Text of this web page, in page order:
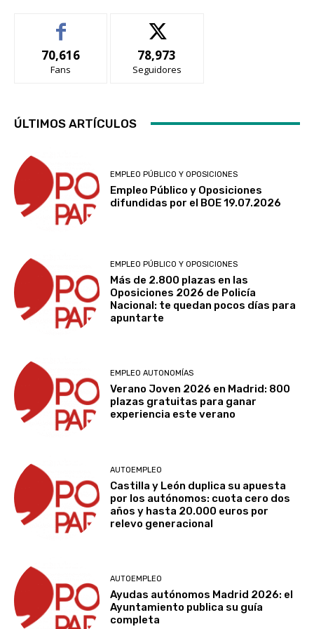
70,616
Fans
78,973
Seguidores
ÚLTIMOS ARTÍCULOS
EMPLEO PÚBLICO Y OPOSICIONES
Empleo Público y Oposiciones
difundidas por el BOE 19.07.2026
EMPLEO PÚBLICO Y OPOSICIONES
Más de 2.800 plazas en las
Oposiciones 2026 de Policía
Nacional: te quedan pocos días para
apuntarte
EMPLEO AUTONOMÍAS
Verano Joven 2026 en Madrid: 800
plazas gratuitas para ganar
experiencia este verano
AUTOEMPLEO
Castilla y León duplica su apuesta
por los autónomos: cuota cero dos
años y hasta 20.000 euros por
relevo generacional
AUTOEMPLEO
Ayudas autónomos Madrid 2026: el
Ayuntamiento publica su guía
completa